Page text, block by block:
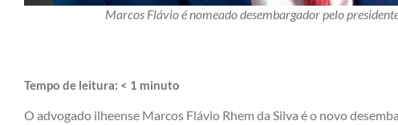
Marcos Flávio é nomeado desembargador pelo
Tempo de leitura: < 1 minuto
O advogado ilheense Marcos Flávio Rhem da Silva é o novo